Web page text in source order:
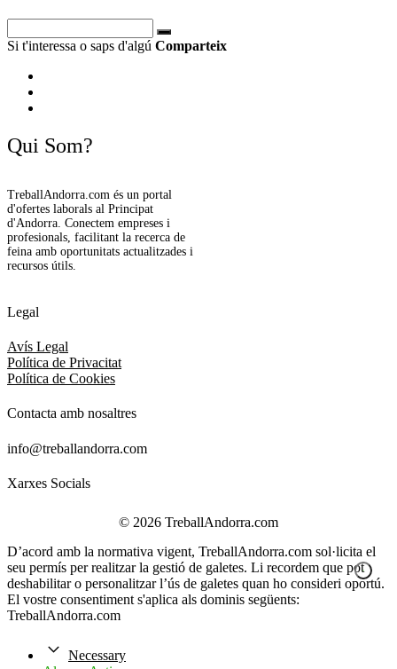
Si t'interessa o saps d'algú Comparteix
Qui Som?
TreballAndorra.com és un portal
d'ofertes laborals al Principat
d'Andorra. Conectem empreses i
profesionals, facilitant la recerca de
feina amb oportunitats actualitzades i
recursos útils.
Legal
Avís Legal
Política de Privacitat
Política de Cookies
Contacta amb nosaltres
info@treballandorra.com
Xarxes Socials
© 2026 TreballAndorra.com
D’acord amb la normativa vigent, TreballAndorra.com sol·licita el
seu permís per realitzar la gestió de galetes. Li recordem que pot
deshabilitar o personalitzar l’ús de galetes quan ho consideri oportú.
El vostre consentiment s'aplica als dominis següents:
TreballAndorra.com
Necessary